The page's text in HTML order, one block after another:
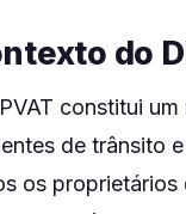
do
constitui
de trânsito
os proprietários